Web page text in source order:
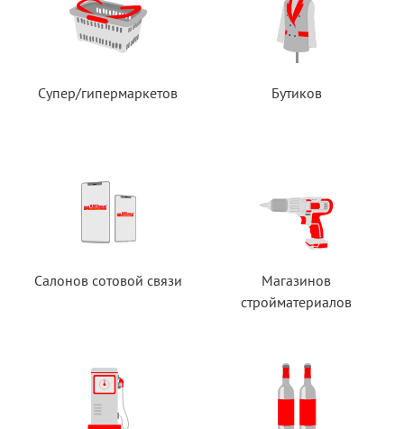
Супер/гипермаркетов Бутиков
Салонов сотовой связи
Магазинов
стройматериалов